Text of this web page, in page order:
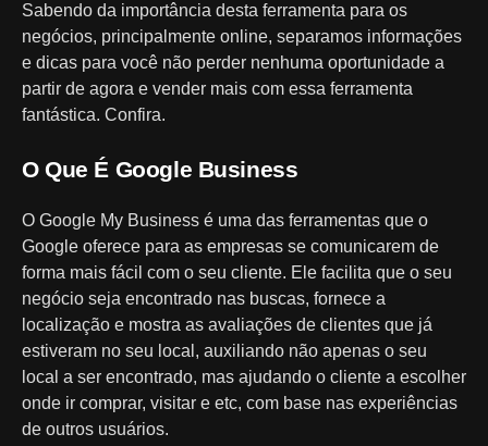
Sabendo da importância desta ferramenta para os
negócios, principalmente online, separamos informações
e dicas para você não perder nenhuma oportunidade a
partir de agora e vender mais com essa ferramenta
fantástica. Confira.
O Que É Google Business
O Google My Business é uma das ferramentas que o
Google oferece para as empresas se comunicarem de
forma mais fácil com o seu cliente. Ele facilita que o seu
negócio seja encontrado nas buscas, fornece a
localização e mostra as avaliações de clientes que já
estiveram no seu local, auxiliando não apenas o seu
local a ser encontrado, mas ajudando o cliente a escolher
onde ir comprar, visitar e etc, com base nas experiências
de outros usuários.